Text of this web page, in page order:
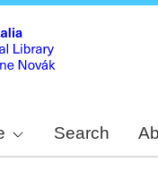
Search